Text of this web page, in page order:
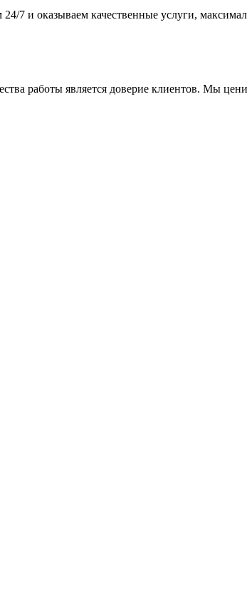
7 и оказываем качественные услуги,
работы является доверие клиентов. Мы